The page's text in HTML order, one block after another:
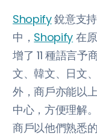
Shopify銳意支
中， Shopify 在
增了 11 種語言予
文、韓文、日文
外，商戶亦能以
中心，方便理解
商戶以他們熟悉